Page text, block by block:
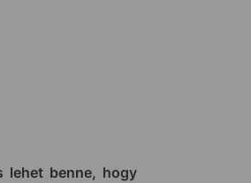
lehet benne, hogy